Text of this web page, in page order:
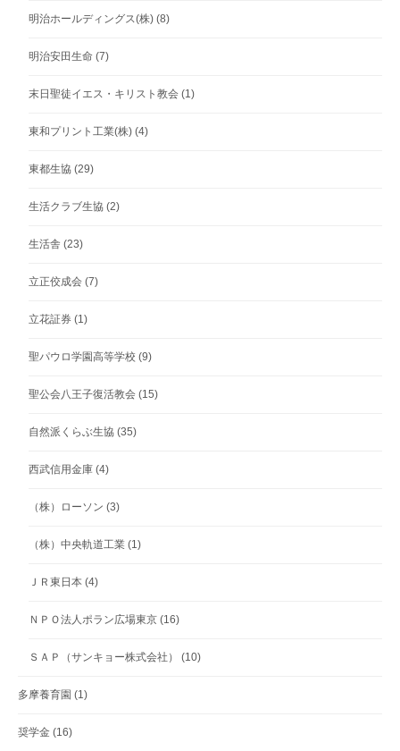
明治ホールディングス(株) (8)
明治安田生命 (7)
末日聖徒イエス・キリスト教会 (1)
東和プリント工業(株) (4)
東都生協 (29)
生活クラブ生協 (2)
生活舎 (23)
立正佼成会 (7)
立花証券 (1)
聖パウロ学園高等学校 (9)
聖公会八王子復活教会 (15)
自然派くらぶ生協 (35)
西武信用金庫 (4)
（株）ローソン (3)
（株）中央軌道工業 (1)
ＪＲ東日本 (4)
ＮＰＯ法人ポラン広場東京 (16)
ＳＡＰ（サンキョー株式会社） (10)
多摩養育園 (1)
奨学金 (16)